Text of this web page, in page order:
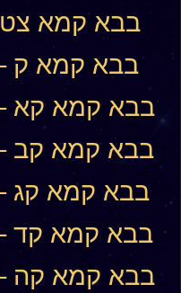
Bava Kamma 99 – בבא קמא צט
Bava Kamma 100 – בבא קמא ק
Bava Kamma 101 – בבא קמא קא
Bava Kamma 102 – בבא קמא קב
Bava Kamma 103 – בבא קמא קג
Bava Kamma 104 – בבא קמא קד
Bava Kamma 105 – בבא קמא קה